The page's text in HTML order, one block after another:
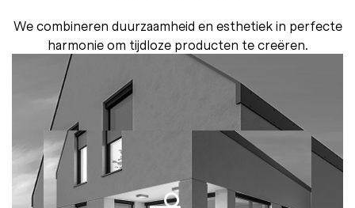
We combineren duurzaamheid en esthetiek in perfecte
harmonie om tijdloze producten te creëren.